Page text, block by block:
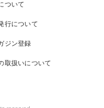
ついて
行について
ジン登録
取扱いについて